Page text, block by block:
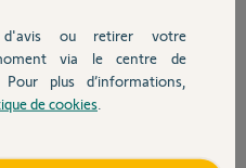
Elle a été connectée à internet
pas possible de la mettre à jour.
d'avis ou retirer votre
via le centre de
plus d’informations,
de cookies